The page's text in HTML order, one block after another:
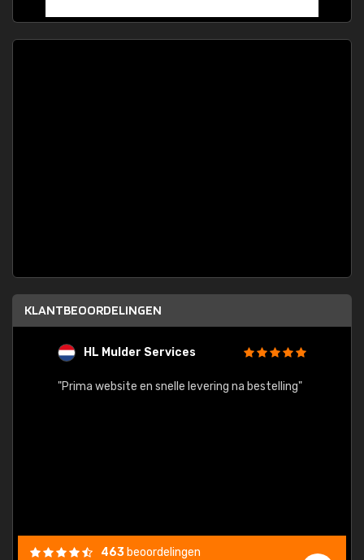
KLANTBEOORDELINGEN
HL Mulder Services
"Prima website en snelle levering na bestelling"
463 beoordelingen